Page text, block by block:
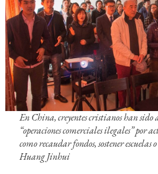
En China, creyentes cristianos han sido
“operaciones comerciales ilegales” por
como recaudar fondos, sostener escuelas
Huang Jinhui